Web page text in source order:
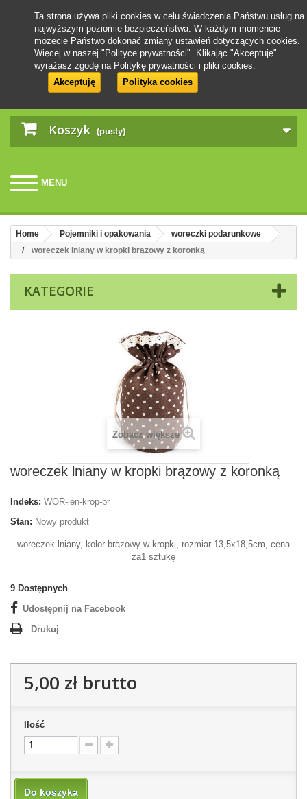
Koszyk (pusty)
MENU
Ta strona używa pliki cookies w celu świadczenia Państwu usług na
najwyższym poziomie bezpieczeństwa. W każdym momencie
możecie Państwo dokonać zmiany ustawień dotyczących cookies.
Więcej w naszej "Polityce prywatności". Klikając "Akceptuję"
wyrażasz zgodę na Politykę prywatności i pliki cookies.
Akceptuję
Polityka cookies
Home Pojemniki i opakowania
woreczki podarunkowe
woreczek lniany w kropki brązowy z koronką
KATEGORIE
Zobacz większe
woreczek lniany w kropki brązowy z koronką
Indeks: WOR-len-krop-br
Stan: Nowy produkt
woreczek lniany, kolor brązowy w kropki, rozmiar 13,5x18,5cm, cena
za1 sztukę
9 Dostępnych
Udostępnij na Facebook
Drukuj
5,00 złbrutto
Ilość
Do koszyka